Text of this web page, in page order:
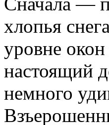
хлопья
уровне
настоящий
немного